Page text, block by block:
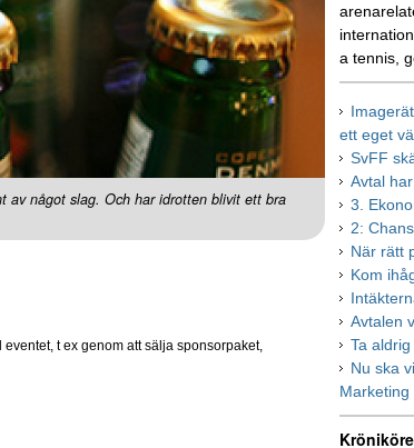
av något slag. Och har idrotten blivit ett bra
t ex genom att sälja sponsorpaket,
a tennis,
ett eget
SvFF
Avtal
3.
2:
När rätt
Kom
Avtalen
Ta
Nu ska
Marketing